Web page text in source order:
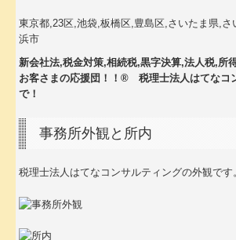
東京都,23区,池袋,板橋区,豊島区,さいたま県,
浜市
新会社法,税金対策,相続税,黒字決算,法人税,所
お客さまの応援団！！® 税理士法人はてなコ
で！
事務所外観と所内
税理士法人はてなコンサルティングの外観です